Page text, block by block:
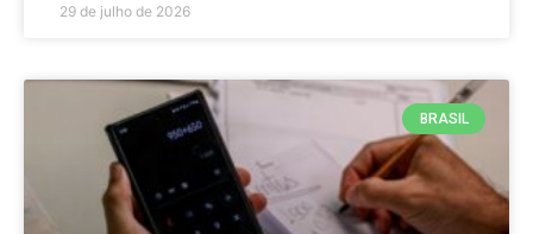
29 de julho de 2026
BRASIL